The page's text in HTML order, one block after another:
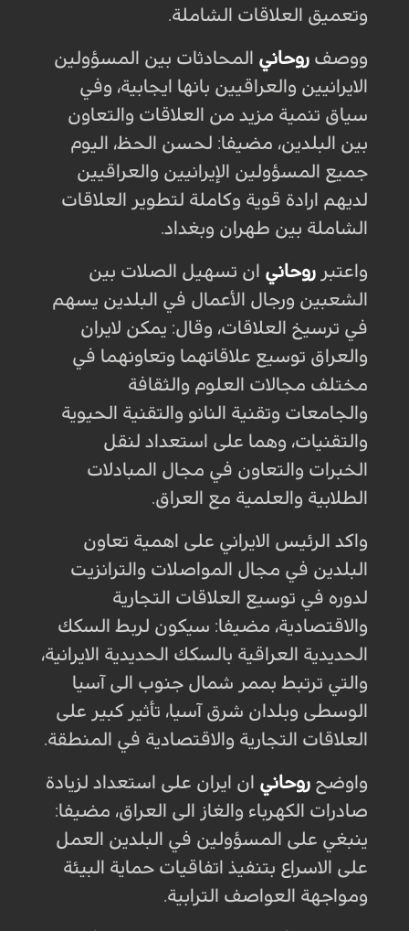
وتعميق العلاقات الشاملة.
ووصف روحاني المحادثات بين المسؤولين
الايرانيين والعراقيين بانها ايجابية، وفي
سياق تنمية مزيد من العلاقات والتعاون
بين البلدين، مضيفا: لحسن الحظ، اليوم
جميع المسؤولين الإيرانيين والعراقيين
لديهم ارادة قوية وكاملة لتطوير العلاقات
الشاملة بين طهران وبغداد.
واعتبر روحاني ان تسهيل الصلات بين
الشعبين ورجال الأعمال في البلدين يسهم
في ترسيخ العلاقات، وقال: يمكن لايران
والعراق توسيع علاقاتهما وتعاونهما في
مختلف مجالات العلوم والثقافة
والجامعات وتقنية النانو والتقنية الحيوية
والتقنيات، وهما على استعداد لنقل
الخبرات والتعاون في مجال المبادلات
الطلابية والعلمية مع العراق.
واكد الرئيس الايراني على اهمية تعاون
البلدين في مجال المواصلات والترانزيت
لدوره في توسيع العلاقات التجارية
والاقتصادية، مضيفا: سيكون لربط السكك
الحديدية العراقية بالسكك الحديدية الايرانية،
والتي ترتبط بممر شمال جنوب الى آسيا
الوسطى وبلدان شرق آسيا، تأثير كبير على
العلاقات التجارية والاقتصادية في المنطقة.
واوضح روحاني ان ايران على استعداد لزيادة
صادرات الكهرباء والغاز الى العراق، مضيفا:
ينبغي على المسؤولين في البلدين العمل
على الاسراع بتنفيذ اتفاقيات حماية البيئة
ومواجهة العواصف الترابية.